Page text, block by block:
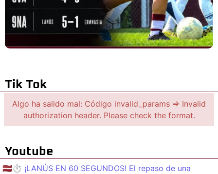
Tik Tok
Algo ha salido mal: Código invalid_params => Invalid
authorization header. Please check the format.
Youtube
🇱🇻⏱️ ¡LANÚS EN 60 SEGUNDOS! El repaso de una